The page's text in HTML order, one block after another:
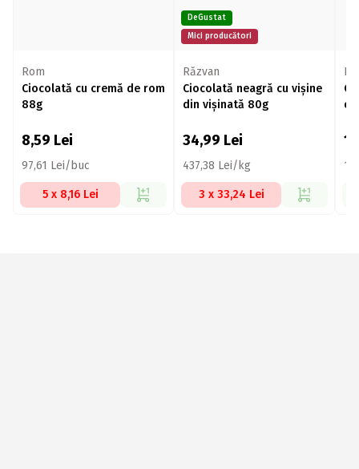
Rom
Ciocolată cu cremă de rom
88g
8,59 Lei
97,61 Lei/buc
5 x 8,16 Lei
DeGustat
Mici producători
Răzvan
Ciocolată neagră cu vișine
din vișinată 80g
34,99 Lei
437,38 Lei/kg
3 x 33,24 Lei